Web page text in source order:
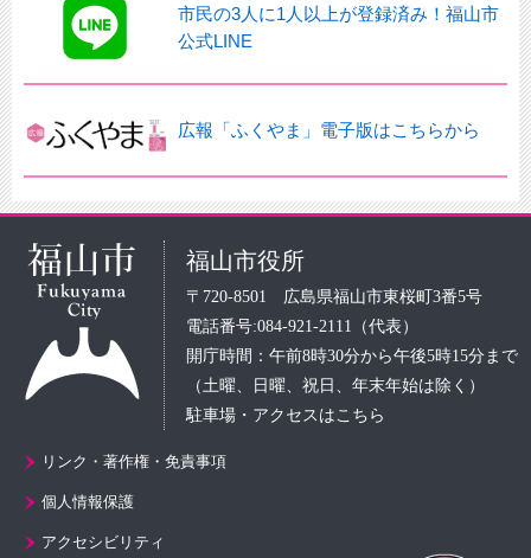
市民の3人に1人以上が登録済み！福山市
公式LINE
広報「ふくやま」電子版はこちらから
福山市役所
〒720-8501 広島県福山市東桜町3番5号
電話番号:084-921-2111（代表）
開庁時間：午前8時30分から午後5時15分まで
（土曜、日曜、祝日、年末年始は除く）
駐車場・アクセスはこちら
リンク・著作権・免責事項
個人情報保護
アクセシビリティ